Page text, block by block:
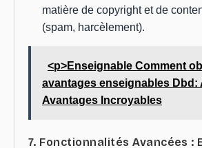
matière de copyright et de
(spam, harcèlement).
<p>Enseignable Comment
avantages enseignables Dbd:
Avantages Incroyables
7. Fonctionnalités Avancées :